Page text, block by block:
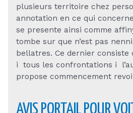
plusieurs territoire chez
annotation en ce qui
se presente ainsi comme
tombe sur que n’est pas
bellatres. Ce dernier consiste
i tous les confrontations i
propose commencement
AVIS PORTAIL POUR